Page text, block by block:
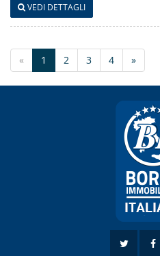
VEDI DETTAGLI
« 1 2 3 4 »